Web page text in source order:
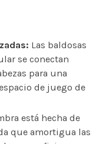
Las baldosas
se conectan
para una
de juego de
está hecha de
que amortigua las